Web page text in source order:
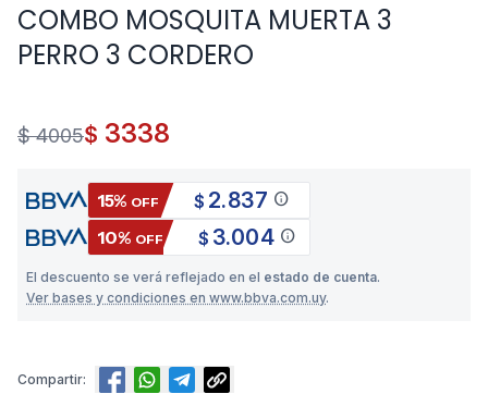
COMBO MOSQUITA MUERTA 3
PERRO 3 CORDERO
$ 4005$ 3338
15% OFF $ 2.837 info
10% OFF $ 3.004 info
El descuento se verá reflejado en el estado de cuenta.
Ver bases y condiciones en www.bbva.com.uy.
Compartir: